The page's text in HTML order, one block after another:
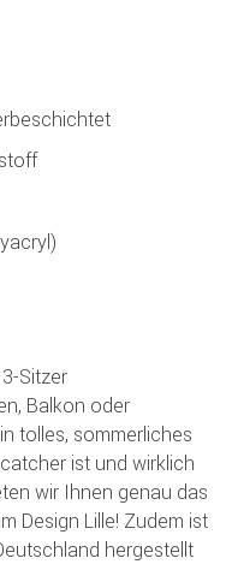
Sitzer
Balkon oder
tolles, sommerliches
ist und wirklich
wir Ihnen genau das
Design Lille! Zudem ist
hergestellt